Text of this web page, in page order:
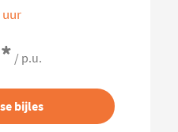
uur
* / p.u.
bijles